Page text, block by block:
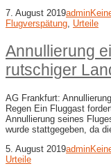
7. August 2019admin
Flugverspätung, Urteile
Annullierung
rutschiger
AG Frankfurt:
Regen Ein Fluggast
Annullierung seines
wurde stattgegeben, da
5. August 2019admin
Urteile